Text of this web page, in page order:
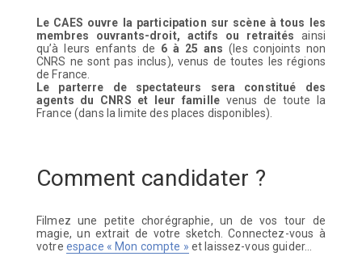
Le CAES ouvre la participation sur scène à tous les
membres ouvrants-droit, actifs ou retraités ainsi
qu’à leurs enfants de 6 à 25 ans (les conjoints non
CNRS ne sont pas inclus), venus de toutes les régions
de France.
Le parterre de spectateurs sera constitué des
agents du CNRS et leur famille venus de toute la
France (dans la limite des places disponibles).
Comment candidater ?
Filmez une petite chorégraphie, un de vos tour de
magie, un extrait de votre sketch. Connectez-vous à
votre espace « Mon compte » et laissez-vous guider…